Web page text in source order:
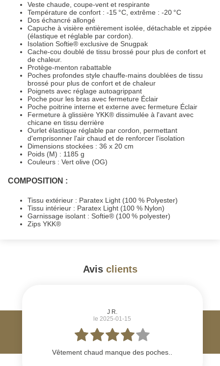
Veste chaude, coupe-vent et respirante
Température de confort : -15 °C, extrême : -20 °C
Dos échancré allongé
Capuche à visière entièrement isolée, détachable et zippée
(élastique et réglable par cordon).
Isolation Softie® exclusive de Snugpak
Cache-cou doublé de tissu brossé pour plus de confort et
de chaleur.
Protège-menton rabattable
Poches profondes style chauffe-mains doublées de tissu
brossé pour plus de confort et de chaleur
Poignets avec réglage autoagrippant
Poche pour les bras avec fermeture Éclair
Poche poitrine interne et externe avec fermeture Éclair
Fermeture à glissière YKK® dissimulée à l'avant avec
chicane en tissu derrière
Ourlet élastique réglable par cordon, permettant
d'emprisonner l'air chaud et de renforcer l'isolation
Dimensions stockées : 36 x 20 cm
Poids (M) : 1185 g
Couleurs : Vert olive (OG)
COMPOSITION :
Tissu extérieur : Paratex Light (100 % Polyester)
Tissu intérieur : Paratex Light (100 % Nylon)
Garnissage isolant : Softie® (100 % polyester)
Zips YKK®
Avis clients
J R.
le 2025-01-15
Vêtement chaud manque des poches..